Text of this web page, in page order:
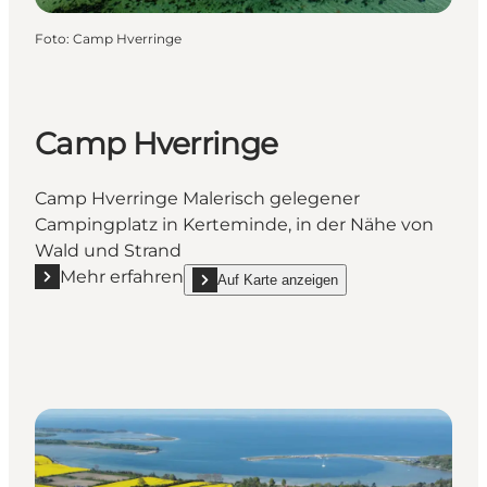
Foto: Camp Hverringe
Camp Hverringe
Camp Hverringe Malerisch gelegener
Campingplatz in Kerteminde, in der Nähe von
Wald und Strand
Mehr erfahren
Mehr erfahren "Camp Hverringe"
Auf Karte anzeigen
show Camp Hverringe on_map